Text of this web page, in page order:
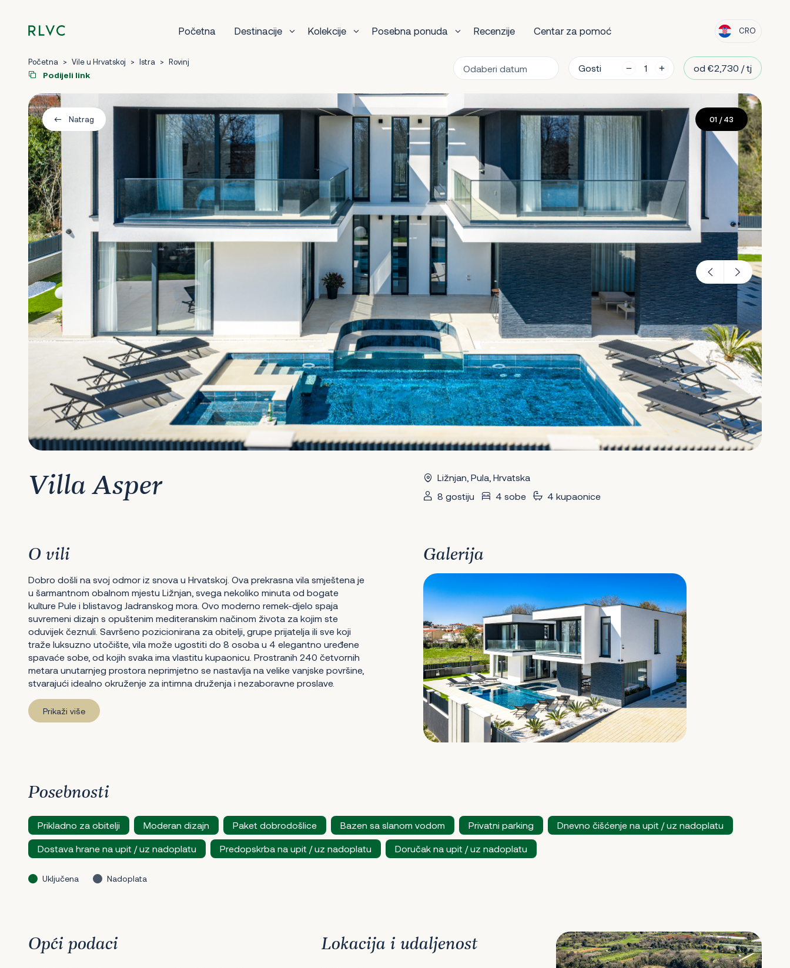
Početna Destinacije Kolekcije Posebna ponuda Recenzije Centar za pomoć CRO
Početna > Vile u Hrvatskoj > Istra > Rovinj
Podijeli link
Gosti od €2,730 / tj
Natrag 01 / 43
Villa Asper
Ližnjan, Pula, Hrvatska
8 gostiju
4 sobe 4 kupaonice
O vili
Dobro došli na svoj odmor iz snova u Hrvatskoj. Ova prekrasna vila smještena je
u šarmantnom obalnom mjestu Ližnjan, svega nekoliko minuta od bogate
kulture Pule i blistavog Jadranskog mora. Ovo moderno remek-djelo spaja
suvremeni dizajn s opuštenim mediteranskim načinom života za kojim ste
oduvijek čeznuli. Savršeno pozicionirana za obitelji, grupe prijatelja ili sve koji
traže luksuzno utočište, vila može ugostiti do 8 osoba u 4 elegantno uređene
spavaće sobe, od kojih svaka ima vlastitu kupaonicu. Prostranih 240 četvornih
metara unutarnjeg prostora neprimjetno se nastavlja na velike vanjske površine,
stvarajući idealno okruženje za intimna druženja i nezaboravne proslave.
Prikaži više
Galerija
Posebnosti
Prikladno za obitelji Moderan dizajn Paket dobrodošlice Bazen sa slanom vodom Privatni parking Dnevno čišćenje na upit / uz nadoplatu
Dostava hrane na upit / uz nadoplatu Predopskrba na upit / uz nadoplatu Doručak na upit / uz nadoplatu
Uključena Nadoplata
Opći podaci Lokacija i udaljenost